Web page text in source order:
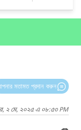
মতামত প্রদান করুন
২ মে, ২০২৫ এ ০৮:৫৩ PM